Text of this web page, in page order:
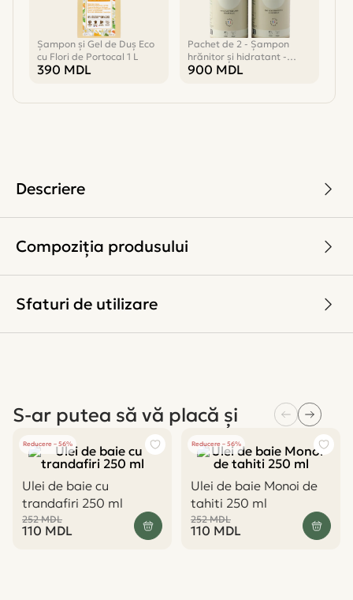
Șampon și Gel de Duș Eco
cu Flori de Portocal 1 L
390 MDL
Pachet de 2 - Șampon
hrănitor și hidratant -
Biologist Mood
900 MDL
Descriere
Compoziția produsului
Sfaturi de utilizare
S-ar putea să vă placă și
Reducere – 56%
Ulei de baie cu
trandafiri 250 ml
252MDL
110 MDL
Reducere – 56%
Ulei de baie Monoi de
tahiti 250 ml
252MDL
110 MDL